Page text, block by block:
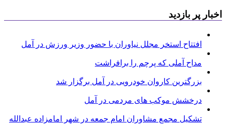
اخبار پر بازدید
افتتاح استخر مجلل نیاوران با حضور وزیر ورزش در آمل
مداح آملی که پرچم را برافراشت
بزرگترین کاروان خودرویی در آمل برگزار شد
درخشش موکب های مردمی در آمل
تشکیل مجمع مشاوران امام جمعه در شهر امامزاده عبدالله